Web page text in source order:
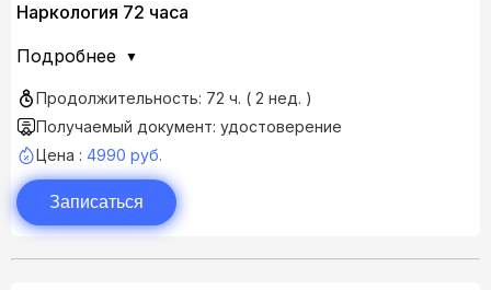
Наркология 72 часа
Подробнее
Продолжительность: 72 ч. ( 2 нед. )
Получаемый документ: удостоверение
Цена : 4990 руб.
Записаться